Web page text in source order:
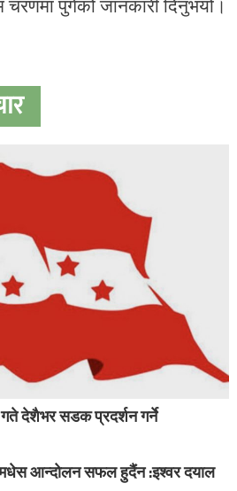
देशैभर सडक प्रदर्शन गर्ने
मधेस आन्दोलन सफल हुदैंन :इश्वर दयाल